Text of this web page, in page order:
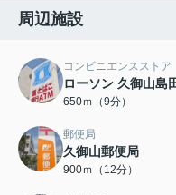
周辺施設
コンビニエンスストア
ローソン 久御山島
650ｍ（9分）
郵便局
久御山郵便局
900ｍ（12分）